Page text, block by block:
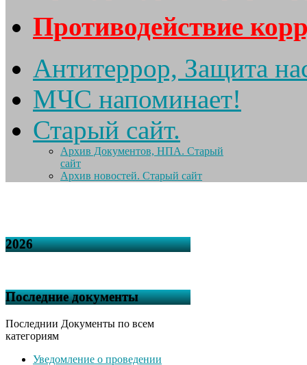
Противодействие
Антитеррор, Защита
МЧС напоминает!
Старый сайт.
Архив Документов, НПА. Старый
сайт
Архив новостей. Старый сайт
2026
Последние документы
Последнии Документы по всем
категориям
Уведомление о проведении